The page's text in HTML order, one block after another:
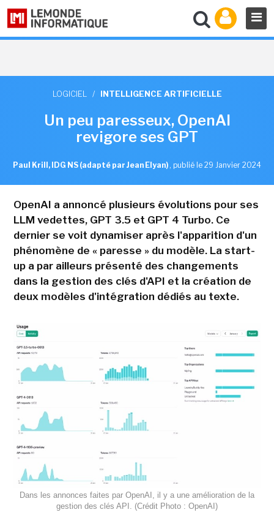
LOGICIEL / INTELLIGENCE ARTIFICIELLE
Un peu paresseux, OpenAI
revigore ses GPT
Paul Krill, IDG NS (adapté par Jean Elyan) , publié le 29 Janvier 2024
OpenAI a annoncé plusieurs évolutions pour ses
LLM vedettes, GPT 3.5 et GPT 4 Turbo. Ce
dernier se voit dynamiser après l'apparition d'un
phénomène de « paresse » du modèle. La start-
up a par ailleurs présenté des changements
dans la gestion des clés d'API et la création de
deux modèles d'intégration dédiés au texte.
Dans les annonces faites par OpenAI, il y a une amélioration de la
gestion des clés API. (Crédit Photo : OpenAI)